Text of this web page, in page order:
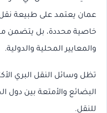
عمان يعتمد على طبيعة نقل
خاصية محددة، بل يتضمن
والمعايير المحلية والدولية.
تظل وسائل النقل البري
البضائع والأمتعة بين دول
للنقل.